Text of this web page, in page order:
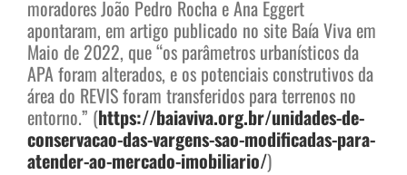
moradores João Pedro Rocha e Ana Eggert
apontaram, em artigo publicado no site Baía Viva em
Maio de 2022, que “os parâmetros urbanísticos da
APA foram alterados, e os potenciais construtivos da
área do REVIS foram transferidos para terrenos no
entorno.” (https://baiaviva.org.br/unidades-de-
conservacao-das-vargens-sao-modificadas-para-
atender-ao-mercado-imobiliario/)